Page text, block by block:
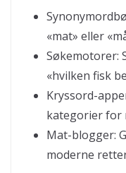
«mat» eller
Søkemotorer:
«hvilken fisk
Kryssord-
kategorier for
Mat-blogger:
moderne